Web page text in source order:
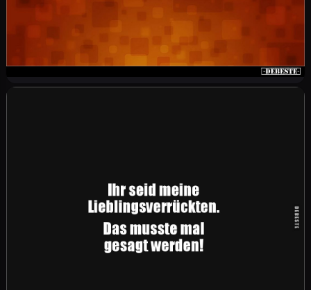
"Wenn Sie den ganzen Tag schwitzen, könnte
das auch ein Anzeichen für den Beginn der
Wechseljahre..." "Aufs Maul?????"